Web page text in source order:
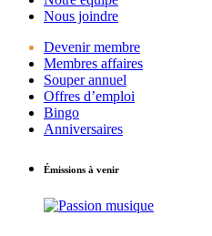
Nous joindre
Devenir membre
Membres affaires
Souper annuel
Offres d’emploi
Bingo
Anniversaires
Émissions à venir